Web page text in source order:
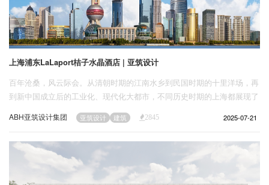
上海浦东LaLaport桔子水晶酒店 | 亚筑设计
百年沧桑，风云际会。从清朝时期的江南水乡到民国时期的十里洋场，再
到新中国成立后的工业化、现代化大都市，不同历史时期的上海都展现了
其独特的魅力和发展潜力。苏州河、武康路、外滩......是她独特的城市符
号。
ABH亚筑设计集团 亚筑设计 建筑 2845 2025-07-21